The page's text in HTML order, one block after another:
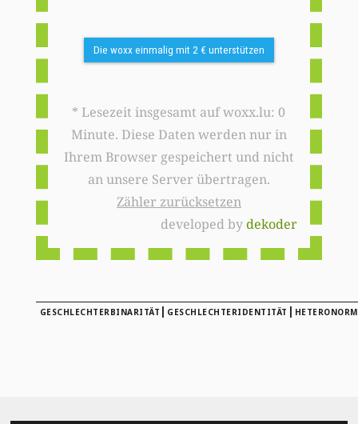
Die woxx einmalig mit 2 € unterstützen
* Lesezeit insgesamt auf woxx.lu: 0
Minute. Diese Daten werden nur in
Ihrem Browser gespeichert und nicht
an unsere Server übertragen.
Zähler zurücksetzen
developed bydekoder
GESCHLECHTERBINARITÄT | GESCHLECHTERIDENTITÄT |